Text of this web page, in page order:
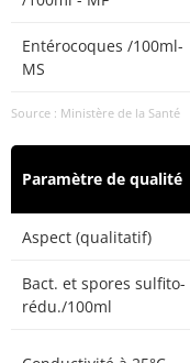
Entérocoques /100ml-
MS
Source : Ministère de la Santé
Paramètre de qualité
Aspect (qualitatif)
Bact. et spores sulfito-
rédu./100ml